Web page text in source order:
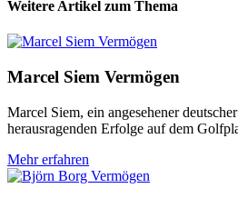
Weitere Artikel zum Thema
Marcel Siem Vermögen
Marcel Siem, ein angesehener
herausragenden Erfolge auf dem
Mehr erfahren